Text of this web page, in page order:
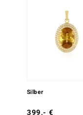
BY DE MELO
Silber
399,- €